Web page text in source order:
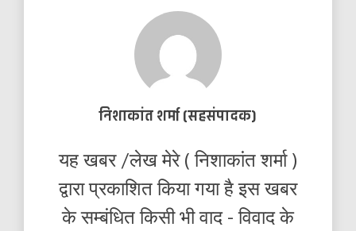
निशाकांत शर्मा (सहसंपादक)
यह खबर /लेख मेरे ( निशाकांत शर्मा )
द्वारा प्रकाशित किया गया है इस खबर
के सम्बंधित किसी भी वाद - विवाद के